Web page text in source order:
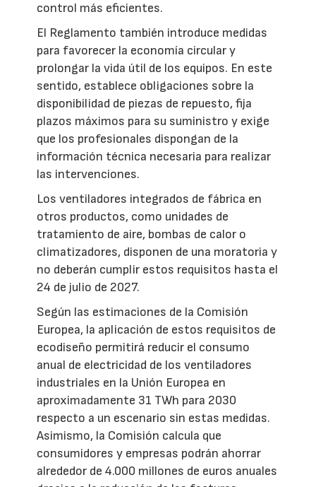
control más eficientes.
El Reglamento también introduce medidas
para favorecer la economía circular y
prolongar la vida útil de los equipos. En este
sentido, establece obligaciones sobre la
disponibilidad de piezas de repuesto, fija
plazos máximos para su suministro y exige
que los profesionales dispongan de la
información técnica necesaria para realizar
las intervenciones.
Los ventiladores integrados de fábrica en
otros productos, como unidades de
tratamiento de aire, bombas de calor o
climatizadores, disponen de una moratoria y
no deberán cumplir estos requisitos hasta el
24 de julio de 2027.
Según las estimaciones de la Comisión
Europea, la aplicación de estos requisitos de
ecodiseño permitirá reducir el consumo
anual de electricidad de los ventiladores
industriales en la Unión Europea en
aproximadamente 31 TWh para 2030
respecto a un escenario sin estas medidas.
Asimismo, la Comisión calcula que
consumidores y empresas podrán ahorrar
alrededor de 4.000 millones de euros anuales